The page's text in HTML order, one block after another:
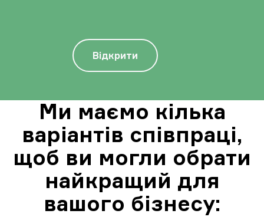
Відкрити
Ми маємо кілька
варіантів співпраці,
щоб ви могли обрати
найкращий для
вашого бізнесу: